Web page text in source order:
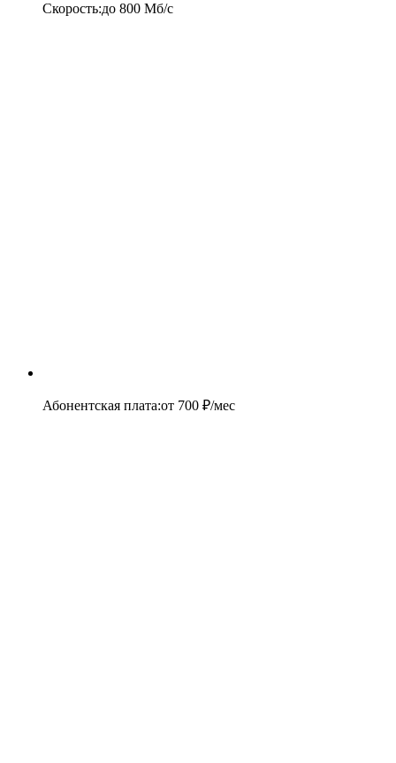
Скорость:до 800 Мб/c
Абонентская плата:от 700 ₽/мес